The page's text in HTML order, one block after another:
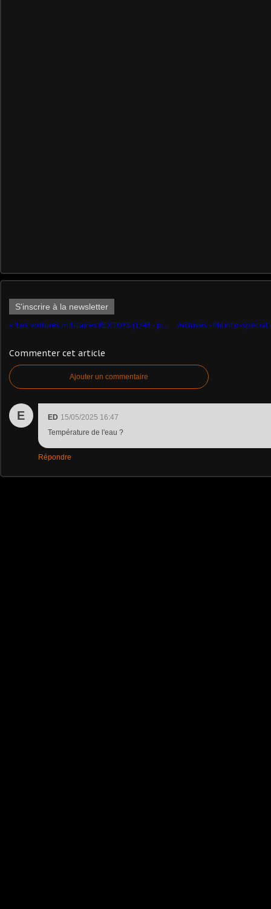
S'inscrire à la newsletter
Les voitures militaires REXTOYS (1/43 - par Philippe S. et ChL)
Commenter cet article
Ajouter un commentaire
E ED 15/05/2025 16:47
Température de l'eau ?
Répondre